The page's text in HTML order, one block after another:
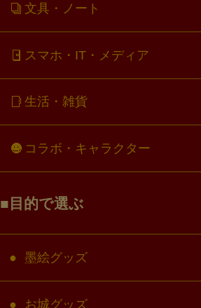
文具・ノート
スマホ・IT・メディア
生活・雑貨
コラボ・キャラクター
目的で選ぶ
墨絵グッズ
お城グッズ